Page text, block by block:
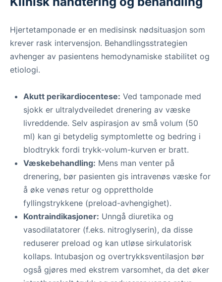
Hjertetamponade er en medisinsk nødsituasjon som
krever rask intervensjon. Behandlingsstrategien
avhenger av pasientens hemodynamiske stabilitet og
etiologi.
Akutt perikardiocentese: Ved tamponade med
sjokk er ultralydveiledet drenering av væske
livreddende. Selv aspirasjon av små volum (50
ml) kan gi betydelig symptomlette og bedring i
blodtrykk fordi trykk-volum-kurven er bratt.
Væskebehandling: Mens man venter på
drenering, bør pasienten gis intravenøs væske for
å øke venøs retur og opprettholde
fyllingstrykkene (preload-avhengighet).
Kontraindikasjoner: Unngå diuretika og
vasodilatatorer (f.eks. nitroglyserin), da disse
reduserer preload og kan utløse sirkulatorisk
kollaps. Intubasjon og overtrykksventilasjon bør
også gjøres med ekstrem varsomhet, da det øker